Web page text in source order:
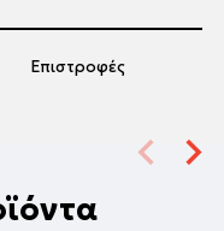
Επιστροφές